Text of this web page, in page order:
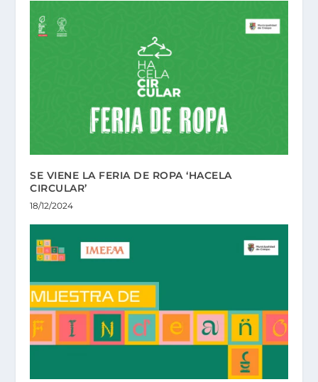
SE VIENE LA FERIA DE ROPA ‘HACELA
CIRCULAR’
18/12/2024